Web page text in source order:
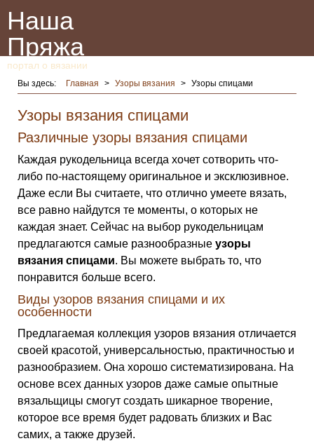
Наша
Пряжа
портал о вязании
Вы здесь: Главная > Узоры вязания > Узоры спицами
Узоры вязания спицами
Различные узоры вязания спицами
Каждая рукодельница всегда хочет сотворить что-
либо по-настоящему оригинальное и эксклюзивное.
Даже если Вы считаете, что отлично умеете вязать,
все равно найдутся те моменты, о которых не
каждая знает. Сейчас на выбор рукодельницам
предлагаются самые разнообразные узоры
вязания спицами. Вы можете выбрать то, что
понравится больше всего.
Виды узоров вязания спицами и их
особенности
Предлагаемая коллекция узоров вязания отличается
своей красотой, универсальностью, практичностью и
разнообразием. Она хорошо систематизирована. На
основе всех данных узоров даже самые опытные
вязальщицы смогут создать шикарное творение,
которое все время будет радовать близких и Вас
самих, а также друзей.